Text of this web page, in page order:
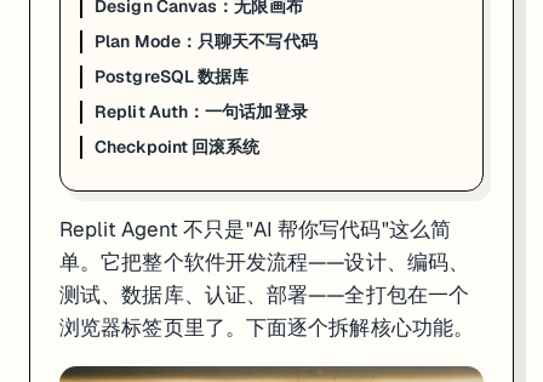
四种 Agent 模式
Agent 4 提供四种工作模式，在聊天输入框左下角可以切换：
模式 用途 速度
费用
改颜色、修小 bug、调文案 快
最低
Economy 大部分日常开发 标准
Agent 3 的 1/3
复杂功能、大项目 标准
和 Agent 3 持平
Design Canvas：无限画布
Plan Mode：只聊天不写代码
PostgreSQL 数据库
Replit Auth：一句话加登录
Checkpoint 回滚系统
Replit Agent 不只是"AI 帮你写代码"这么简
单。它把整个软件开发流程——设计、编码、
测试、数据库、认证、部署——全打包在一个
浏览器标签页里了。下面逐个拆解核心功能。